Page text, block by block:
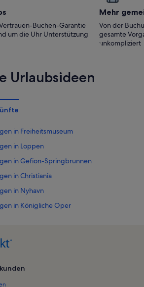
Buchen-Garantie
um die Uhr Unterstützung
Mehr
Von der
gesamte
unkompliziert
Urlaubsideen
in Freiheitsmuseum
in Loppen
in Gefion-Springbrunnen
in Christiania
in Nyhavn
in Königliche Oper
in Paintball Arena
in Det Kongelige Teater